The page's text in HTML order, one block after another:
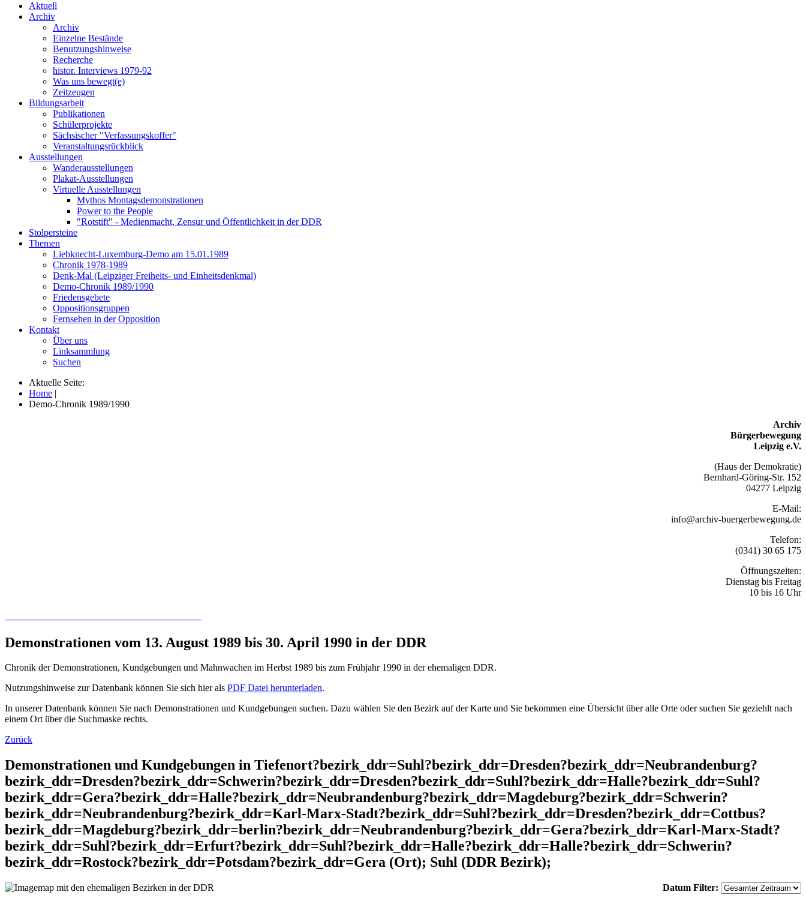
Aktuell
Archiv
Archiv
Einzelne Bestände
Benutzungshinweise
Recherche
histor. Interviews 1979-92
Was uns bewegt(e)
Zeitzeugen
Bildungsarbeit
Publikationen
Schülerprojekte
Sächsischer "Verfassungskoffer"
Veranstaltungsrückblick
Ausstellungen
Wanderausstellungen
Plakat-Ausstellungen
Virtuelle Ausstellungen
Mythos Montagsdemonstrationen
Power to the People
"Rotstift" - Medienmacht, Zensur und Öffentlichkeit in der DDR
Stolpersteine
Themen
Liebknecht-Luxemburg-Demo am 15.01.1989
Chronik 1978-1989
Denk-Mal (Leipziger Freiheits- und Einheitsdenkmal)
Demo-Chronik 1989/1990
Friedensgebete
Oppositionsgruppen
Fernsehen in der Opposition
Kontakt
Über uns
Linksammlung
Suchen
Aktuelle Seite:
Home |
Demo-Chronik 1989/1990
Archiv
Bürgerbewegung
Leipzig e.V.
(Haus der Demokratie)
Bernhard-Göring-Str. 152
04277 Leipzig
E-Mail:
info@archiv-buergerbewegung.de
Telefon:
(0341) 30 65 175
Öffnungszeiten:
Dienstag bis Freitag
10 bis 16 Uhr
Demonstrationen vom 13. August 1989 bis 30. April 1990 in der DDR
Chronik der Demonstrationen, Kundgebungen und Mahnwachen im Herbst 1989 bis zum Frühjahr 1990 in der ehemaligen DDR.
Nutzungshinweise zur Datenbank können Sie sich hier als PDF Datei herunterladen.
In unserer Datenbank können Sie nach Demonstrationen und Kundgebungen suchen. Dazu wählen Sie den Bezirk auf der Karte und Sie bekommen eine Übersicht über alle Orte oder suchen Sie geziehlt nach
einem Ort über die Suchmaske rechts.
Zurück
Demonstrationen und Kundgebungen in Tiefenort?bezirk_ddr=Suhl?bezirk_ddr=Dresden?bezirk_ddr=Neubrandenburg?
bezirk_ddr=Dresden?bezirk_ddr=Schwerin?bezirk_ddr=Dresden?bezirk_ddr=Suhl?bezirk_ddr=Halle?bezirk_ddr=Suhl?
bezirk_ddr=Gera?bezirk_ddr=Halle?bezirk_ddr=Neubrandenburg?bezirk_ddr=Magdeburg?bezirk_ddr=Schwerin?
bezirk_ddr=Neubrandenburg?bezirk_ddr=Karl-Marx-Stadt?bezirk_ddr=Suhl?bezirk_ddr=Dresden?bezirk_ddr=Cottbus?
bezirk_ddr=Magdeburg?bezirk_ddr=berlin?bezirk_ddr=Neubrandenburg?bezirk_ddr=Gera?bezirk_ddr=Karl-Marx-Stadt?
bezirk_ddr=Suhl?bezirk_ddr=Erfurt?bezirk_ddr=Suhl?bezirk_ddr=Halle?bezirk_ddr=Halle?bezirk_ddr=Schwerin?
bezirk_ddr=Rostock?bezirk_ddr=Potsdam?bezirk_ddr=Gera (Ort); Suhl (DDR Bezirk);
Datum Filter: